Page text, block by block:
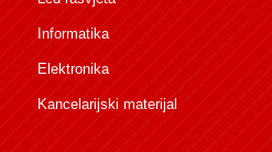
Informatika
Elektronika
Kancelarijski materijal